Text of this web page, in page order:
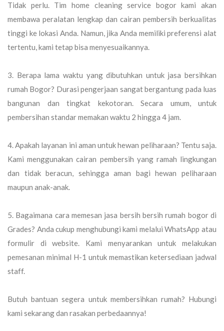
Tidak perlu. Tim home cleaning service bogorkami akan
membawa peralatan lengkap dan cairan pembersih berkualitas
tinggi ke lokasi Anda. Namun, jika Anda memiliki preferensi alat
tertentu, kami tetap bisa menyesuaikannya.
3. Berapa lama waktu yang dibutuhkan untuk jasa bersihkan
rumah Bogor? Durasi pengerjaan sangat bergantung pada luas
bangunan dan tingkat kekotoran. Secara umum, untuk
pembersihan standar memakan waktu 2 hingga 4 jam.
4. Apakah layanan ini aman untuk hewan peliharaan? Tentu saja.
Kami menggunakan cairan pembersih yang ramah lingkungan
dan tidak beracun, sehingga aman bagi hewan peliharaan
maupun anak-anak.
5. Bagaimana cara memesan jasa bersih bersih rumah bogor di
Grades? Anda cukup menghubungi kami melalui WhatsApp atau
formulir di website. Kami menyarankan untuk melakukan
pemesanan minimal H-1 untuk memastikan ketersediaan jadwal
staff.
Butuh bantuan segera untuk membersihkan rumah? Hubungi
kami sekarang dan rasakan perbedaannya!